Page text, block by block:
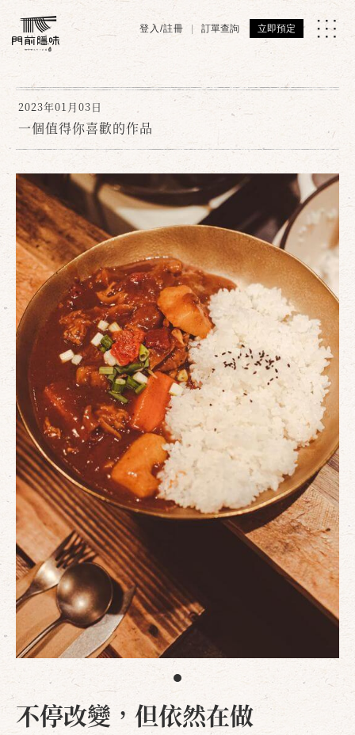
登入/註冊 訂單查詢 立即預定
2023年01月03日
一個值得你喜歡的作品
不停改變，但依然在做